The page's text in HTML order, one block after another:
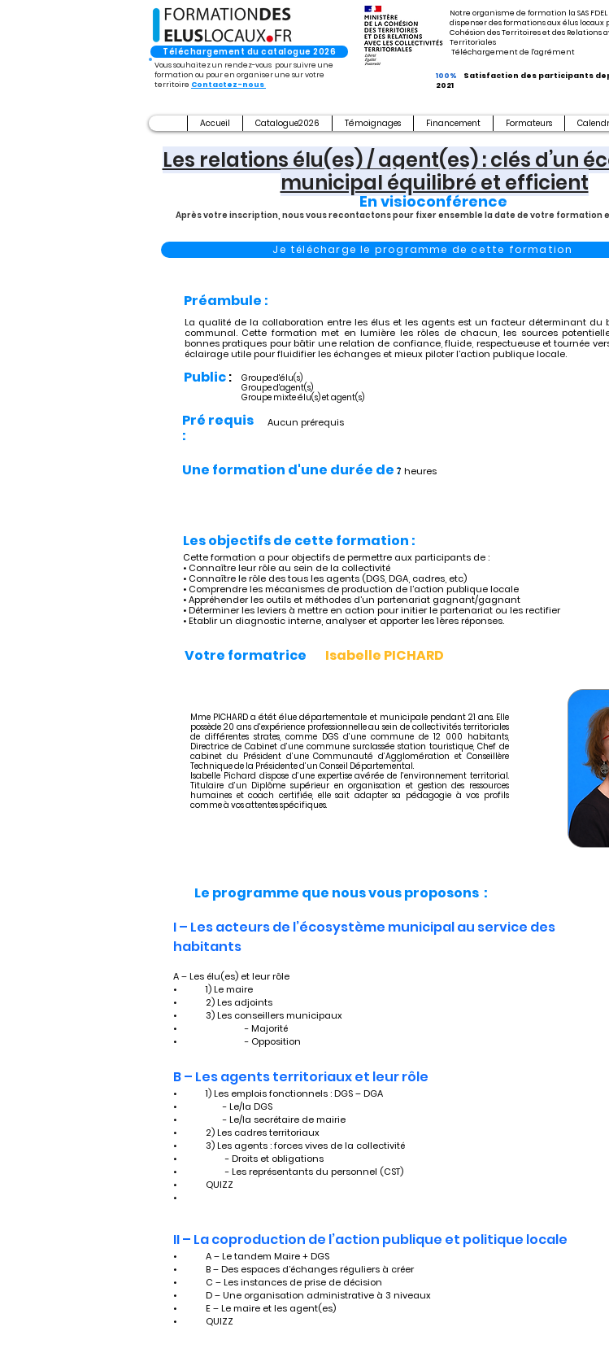
Téléchargement du catalogue 2026
Vous souhaitez un rendez-vous pour suivre une
formation ou pour en organiser une sur votre
territoire Contactez-nous
Notre organisme de formation la SAS
dispenser des formations aux élus locaux
Cohésion des Territoires et des Relations
Territoriales
Téléchargement de l'agrément
100% Satisfaction des participants
2021
Accueil Catalogue2026 Témoignages Financement Formateurs
Les relations élu(es) / agent(es) : clés d’un
municipal équilibré et efficient
En visioconférence
Après votre inscription, nous vous recontactons pour fixer ensemble la date de votre formation
Préambule :
La qualité de la collaboration entre les élus et les agents est un facteur déterminant du
communal. Cette formation met en lumière les rôles de chacun, les sources
bonnes pratiques pour bâtir une relation de confiance, fluide, respectueuse et tournée vers
éclairage utile pour fluidifier les échanges et mieux piloter l’action publique locale.
Public:
Groupe d'élu(s)
Groupe d'agent(s)
Groupe mixte élu(s) et agent(s)
Pré requis
:
Aucun prérequis
Une formation d'une durée de :7 heures
Les objectifs de cette formation :
Cette formation a pour objectifs de permettre aux participants de :
• Connaître leur rôle au sein de la collectivité
• Connaître le rôle des tous les agents (DGS, DGA, cadres, etc)
• Comprendre les mécanismes de production de l’action publique locale
• Appréhender les outils et méthodes d’un partenariat gagnant/gagnant
• Déterminer les leviers à mettre en action pour initier le partenariat ou les rectifier
• Etablir un diagnostic interne, analyser et apporter les 1ères réponses.
Votre formatrice Isabelle PICHARD
Mme PICHARD a étét élue départementale et municipale pendant 21 ans. Elle
possède 20 ans d’expérience professionnelle au sein de collectivités territoriales
de différentes strates, comme DGS d’une commune de 12 000 habitants,
Directrice de Cabinet d’une commune surclassée station touristique, Chef de
cabinet du Président d’une Communauté d’Agglomération et Conseillère
Technique de la Présidente d’un Conseil Départemental.
Isabelle Pichard dispose d’une expertise avérée de l’environnement territorial.
Titulaire d’un Diplôme supérieur en organisation et gestion des ressources
humaines et coach certifiée, elle sait adapter sa pédagogie à vos profils
comme à vos attentes spécifiques.
Le programme que nous vous proposons :
I – Les acteurs de l’écosystème municipal au service des
habitants
A – Les élu(es) et leur rôle
•	1) Le maire
•	2) Les adjoints
•	3) Les conseillers municipaux
•	                - Majorité
•	                - Opposition
B – Les agents territoriaux et leur rôle
•	1) Les emplois fonctionnels : DGS – DGA
•	       - Le/la DGS
•	       - Le/la secrétaire de mairie
•	2) Les cadres territoriaux
•	3) Les agents : forces vives de la collectivité
•	        - Droits et obligations
•	        - Les représentants du personnel (CST)
•	QUIZZ
II – La coproduction de l’action publique et politique locale
•	A – Le tandem Maire + DGS
•	B – Des espaces d’échanges réguliers à créer
•	C – Les instances de prise de décision
•	D – Une organisation administrative à 3 niveaux
•	E – Le maire et les agent(es)
Je télécharge le programme de cette formation